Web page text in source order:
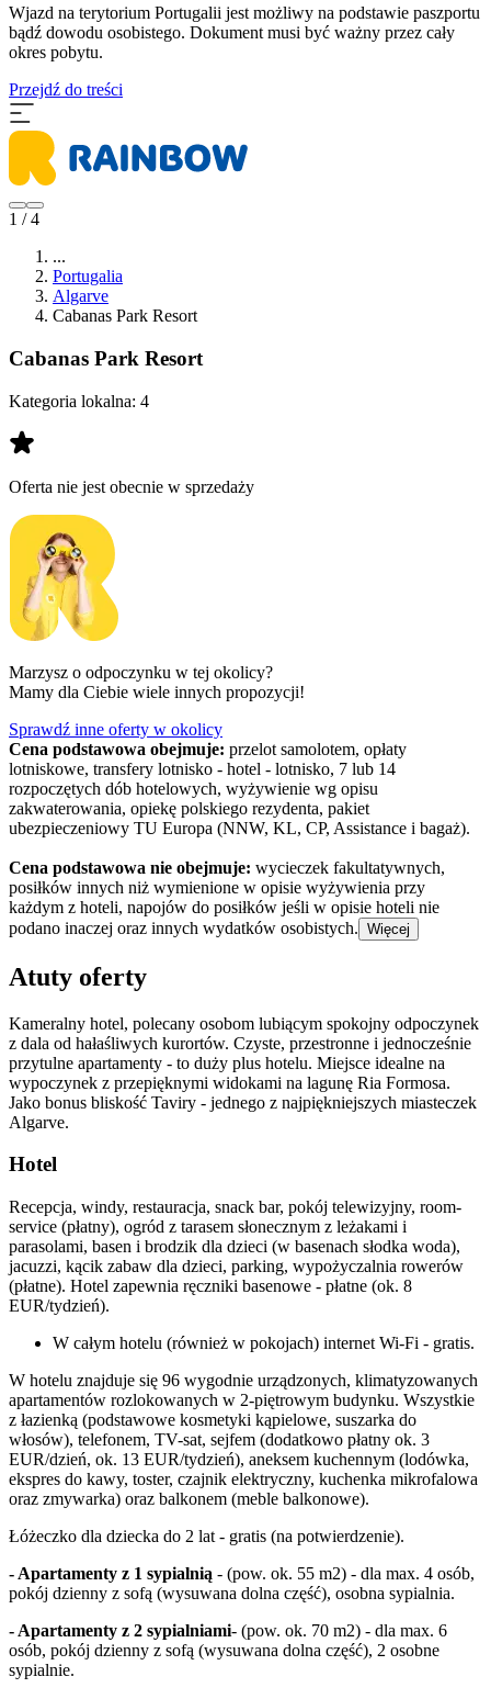
Wjazd na terytorium Portugalii jest możliwy na podstawie paszportu
bądź dowodu osobistego. Dokument musi być ważny przez cały
okres pobytu.
Przejdź do treści
1 / 4
...
Portugalia
Algarve
Cabanas Park Resort
Cabanas Park Resort
Kategoria lokalna: 4
Oferta nie jest obecnie w sprzedaży
Marzysz o odpoczynku w tej okolicy?
Mamy dla Ciebie wiele innych propozycji!
Sprawdź inne oferty w okolicy
Cena podstawowa obejmuje: przelot samolotem, opłaty
lotniskowe, transfery lotnisko - hotel - lotnisko, 7 lub 14
rozpoczętych dób hotelowych, wyżywienie wg opisu
zakwaterowania, opiekę polskiego rezydenta, pakiet
ubezpieczeniowy TU Europa (NNW, KL, CP, Assistance i bagaż).
Cena podstawowa nie obejmuje: wycieczek fakultatywnych,
posiłków innych niż wymienione w opisie wyżywienia przy
każdym z hoteli, napojów do posiłków jeśli w opisie hoteli nie
podano inaczej oraz innych wydatków osobistych. Więcej
Atuty oferty
Kameralny hotel, polecany osobom lubiącym spokojny odpoczynek
z dala od hałaśliwych kurortów. Czyste, przestronne i jednocześnie
przytulne apartamenty - to duży plus hotelu. Miejsce idealne na
wypoczynek z przepięknymi widokami na lagunę Ria Formosa.
Jako bonus bliskość Taviry - jednego z najpiękniejszych miasteczek
Algarve.
Hotel
Recepcja, windy, restauracja, snack bar, pokój telewizyjny, room-
service (płatny), ogród z tarasem słonecznym z leżakami i
parasolami, basen i brodzik dla dzieci (w basenach słodka woda),
jacuzzi, kącik zabaw dla dzieci, parking, wypożyczalnia rowerów
(płatne). Hotel zapewnia ręczniki basenowe - płatne (ok. 8
EUR/tydzień).
W całym hotelu (również w pokojach) internet Wi-Fi - gratis.
W hotelu znajduje się 96 wygodnie urządzonych, klimatyzowanych
apartamentów rozlokowanych w 2-piętrowym budynku. Wszystkie
z łazienką (podstawowe kosmetyki kąpielowe, suszarka do
włosów), telefonem, TV-sat, sejfem (dodatkowo płatny ok. 3
EUR/dzień, ok. 13 EUR/tydzień), aneksem kuchennym (lodówka,
ekspres do kawy, toster, czajnik elektryczny, kuchenka mikrofalowa
oraz zmywarka) oraz balkonem (meble balkonowe).
Łóżeczko dla dziecka do 2 lat - gratis (na potwierdzenie).
- Apartamenty z 1 sypialnią - (pow. ok. 55 m2) - dla max. 4 osób,
pokój dzienny z sofą (wysuwana dolna część), osobna sypialnia.
- Apartamenty z 2 sypialniami- (pow. ok. 70 m2) - dla max. 6
osób, pokój dzienny z sofą (wysuwana dolna część), 2 osobne
sypialnie.